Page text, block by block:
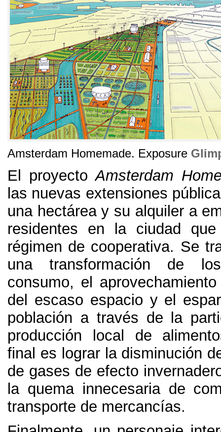
Amsterdam Homemade. Exposure
El proyectoAmsterdam
las nuevas extensiones
una hectárea y su alquiler a
residentes en la ciudad
régimen de cooperativa. Se
una transformación de
consumo, el
del escaso espacio y el
población a través de la
producción local de
final es lograr la disminución
de gases de efecto
la quema innecesaria de
transporte de mercancías.